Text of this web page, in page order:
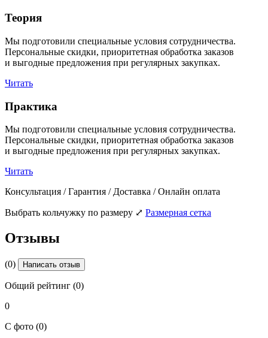
Теория
Мы подготовили специальные условия сотрудничества.
Персональные скидки, приоритетная обработка заказов
и выгодные предложения при регулярных закупках.
Читать
Практика
Мы подготовили специальные условия сотрудничества.
Персональные скидки, приоритетная обработка заказов
и выгодные предложения при регулярных закупках.
Читать
Консультация / Гарантия / Доставка / Онлайн оплата
Выбрать кольчужку по размеру ⤢ Размерная сетка
Отзывы
(0) Написать отзыв
Общий рейтинг (0)
0
С фото (0)